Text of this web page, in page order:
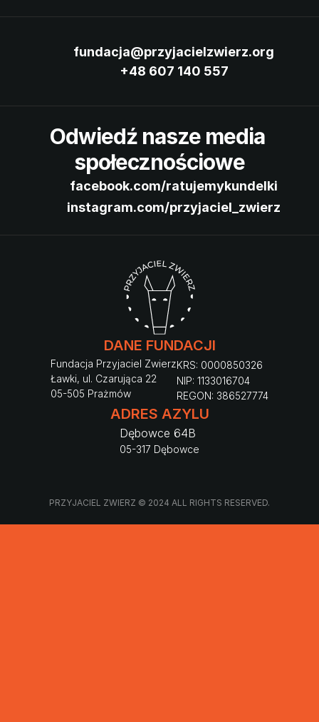
fundacja@przyjacielzwierz.org
+48 607 140 557
Odwiedź nasze media
społecznościowe
facebook.com/ratujemykundelki
instagram.com/przyjaciel_zwierz
DANE FUNDACJI
Fundacja Przyjaciel Zwierz
Ławki, ul. Czarująca 22
05-505 Prażmów
KRS: 0000850326
NIP: 1133016704
REGON: 386527774
ADRES AZYLU
Dębowce 64B
05-317 Dębowce
PRZYJACIEL ZWIERZ © 2024 ALL RIGHTS RESERVED.